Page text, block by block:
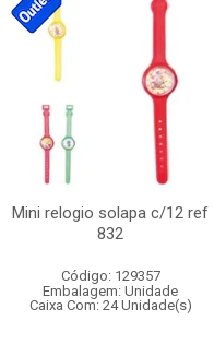
Mini relogio solapa c/12 ref
832
Código: 129357
Embalagem: Unidade
Caixa Com: 24 Unidade(s)